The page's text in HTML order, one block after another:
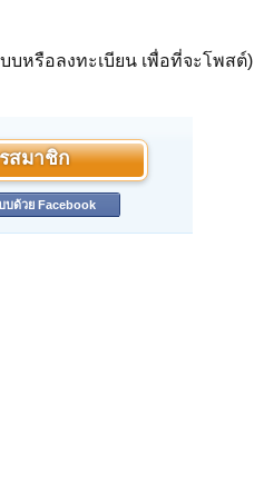
บหรือลงทะเบียน เพื่อที่จะโพสต์)
สมาชิก
บด้วย Facebook